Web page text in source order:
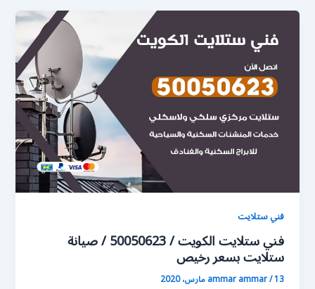
فني ستلايت
فني ستلايت الكويت / 50050623 / صيانة
ستلايت بسعر رخيص
ammar ammar/13 مارس، 2020